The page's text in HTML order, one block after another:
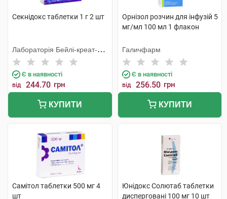
Секнідокс таблетки 1 г 2 шт
Лабораторія Бейлі-креат-
Вернуйє
Є в наявності
від 244.70 грн
КУПИТИ
Орнізол розчин для інфузій 5
мг/мл 100 мл 1 флакон
Галичфарм
Є в наявності
від 256.50 грн
КУПИТИ
Самітол таблетки 500 мг 4
шт
Юнідокс Солютаб таблетки
дисперговані 100 мг 10 шт